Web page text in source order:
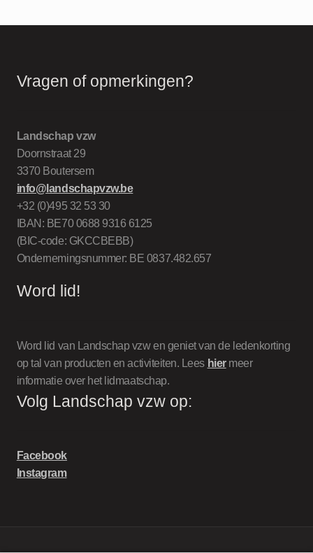
Vragen of opmerkingen?
Landschap vzw
Doornstraat 29
3370 Boutersem
info@landschapvzw.be
+32 (0)495 32 53 30
IBAN: BE70 0688 9316 6125
(BIC-code: GKCCBEBB)
Ondernemingsnummer: BE 0837.482.657
Word lid!
Word lid van Landschap vzw en geniet van de ledenkorting
op tal van producten en activiteiten. Lees hiermeer
informatie over het lidmaatschap.
Volg Landschap vzw op:
Facebook
Instagram